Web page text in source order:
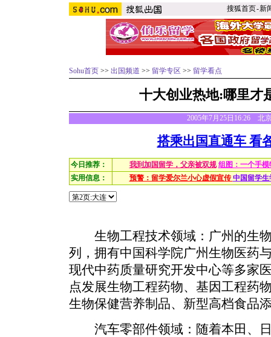
搜狐首页-新
Sohu首页 >> 出国频道 >> 留学专区 >> 留学看点
十大创业热地:哪里才
2005年7月25日16:26 北
搭乘出国直通车 看
今日推荐： 我到加国留学，父亲被双规 组图：一个手
实用信息：
预警：留学爱尔兰小心虚假宣传 中国留学
生物工程技术领域：广州的生物
列，拥有中国科学院广州生物医药
现代中药质量研究开发中心等多家
点发展生物工程药物、基因工程药
生物保健营养制品、新型高档食品
汽车零部件领域：随着本田、日